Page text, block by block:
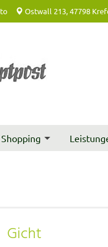
Ostwall 213, 47798
Shopping
Gicht